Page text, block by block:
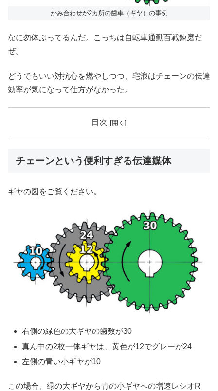
かみ合わせが2カ所の歯車（ギヤ）の事例
なに勿体ぶってるんだ。こっちは自転車通勤百戦錬磨だ
ぜ。
どうでもいい対抗心を燃やしつつ、宅浪はチェーンの伝達
効率が気になって仕方がなかった。
目次
チェーンという便利すぎる伝達媒体
ギヤの図をご覧ください。
右側の緑色の大ギヤの歯数が30
真ん中の2枚一体ギヤは、黄色が12でグレーが24
左側の青い小ギヤが10
この場合、緑の大ギヤから青の小ギヤへの増速レシオR